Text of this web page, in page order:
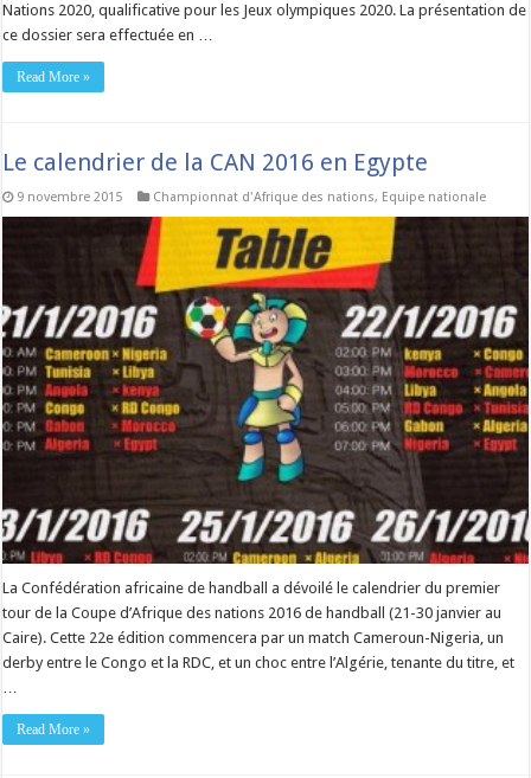
Nations 2020, qualificative pour les Jeux olympiques 2020. La présentation de
ce dossier sera effectuée en …
Read More »
Le calendrier de la CAN 2016 en Egypte
9 novembre 2015 Championnat d'Afrique des nations, Equipe nationale
La Confédération africaine de handball a dévoilé le calendrier du premier
tour de la Coupe d’Afrique des nations 2016 de handball (21-30 janvier au
Caire). Cette 22e édition commencera par un match Cameroun-Nigeria, un
derby entre le Congo et la RDC, et un choc entre l’Algérie, tenante du titre, et
…
Read More »